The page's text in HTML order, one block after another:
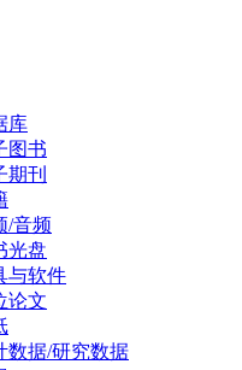
库
图书
期刊
/音频
光盘
与软件
论文
数据/研究数据